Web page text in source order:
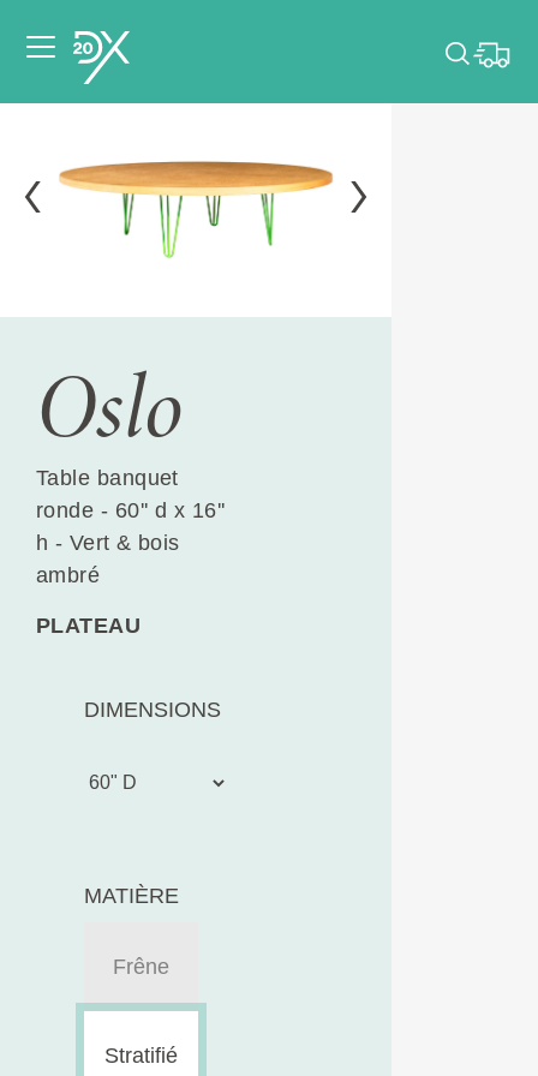
dates de votre
événement.
Choisir mes dates
Oslo
Table banquet
ronde - 60'' d x 16''
h - Vert & bois
ambré
PLATEAU
DIMENSIONS
MATIÈRE
Frêne
Stratifié